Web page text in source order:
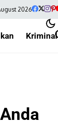
2026
Kriminal